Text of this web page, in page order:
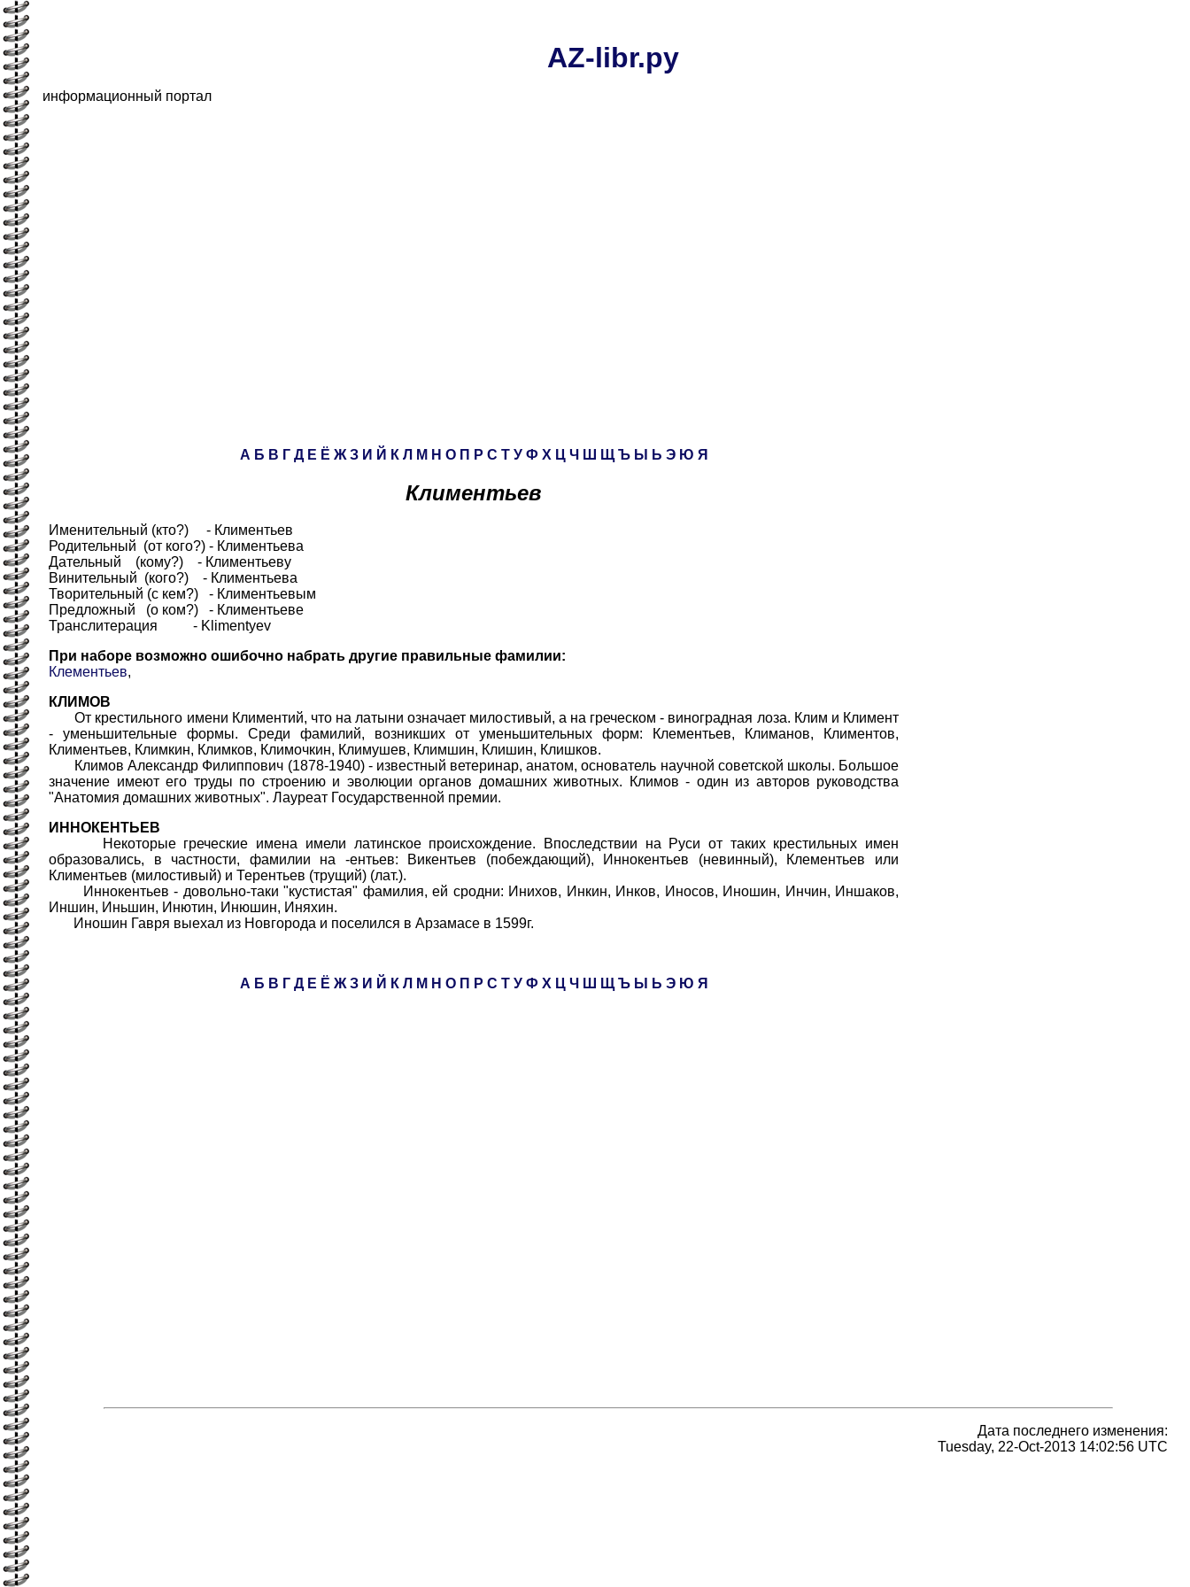
AZ-libr.ру
информационный портал
А Б В Г Д Е Ё Ж З И Й К Л М Н О П Р С Т У Ф Х Ц Ч Ш Щ Ъ Ы Ь Э Ю Я
Климентьев
Именительный (кто?) - Климентьев
Родительный (от кого?) - Климентьева
Дательный (кому?) - Климентьеву
Винительный (кого?) - Климентьева
Творительный (с кем?) - Климентьевым
Предложный (о ком?) - Климентьеве
Транслитерация - Klimentyev
При наборе возможно ошибочно набрать другие правильные фамилии:
Клементьев,
КЛИМОВ
От крестильного имени Климентий, что на латыни означает милостивый, а на греческом - виноградная лоза. Клим и Климент
- уменьшительные формы. Среди фамилий, возникших от уменьшительных форм: Клементьев, Климанов, Климентов,
Климентьев, Климкин, Климков, Климочкин, Климушев, Климшин, Клишин, Клишков.
Климов Александр Филиппович (1878-1940) - известный ветеринар, анатом, основатель научной советской школы. Большое
значение имеют его труды по строению и эволюции органов домашних животных. Климов - один из авторов руководства
"Анатомия домашних животных". Лауреат Государственной премии.
ИННОКЕНТЬЕВ
Некоторые греческие имена имели латинское происхождение. Впоследствии на Руси от таких крестильных имен
образовались, в частности, фамилии на -ентьев: Викентьев (побеждающий), Иннокентьев (невинный), Клементьев или
Климентьев (милостивый) и Терентьев (трущий) (лат.).
Иннокентьев - довольно-таки "кустистая" фамилия, ей сродни: Инихов, Инкин, Инков, Иносов, Иношин, Инчин, Иншаков,
Иншин, Иньшин, Инютин, Инюшин, Иняхин.
Иношин Гавря выехал из Новгорода и поселился в Арзамасе в 1599г.
А Б В Г Д Е Ё Ж З И Й К Л М Н О П Р С Т У Ф Х Ц Ч Ш Щ Ъ Ы Ь Э Ю Я
Дата последнего изменения:
Tuesday, 22-Oct-2013 14:02:56 UTC